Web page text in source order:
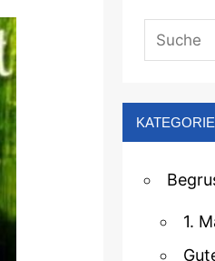
1.